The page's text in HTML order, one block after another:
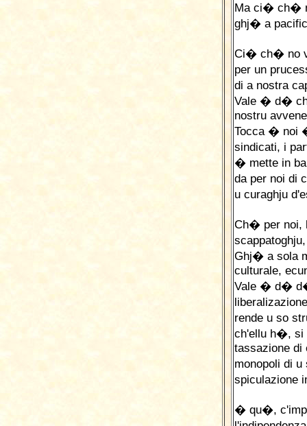
Ma ci� ch�
ghj� a
Ci� ch� no
per un
di a nostra
Vale � d�
nostru
Tocca � noi
sindicati, i
� mette in
da per noi di
u curaghju
Ch� per noi,
Ghj� a sola
culturale,
Vale � d�
rende u so
ch'ellu h�, si
tassazione di
monopoli di
spiculazione
� qu�,